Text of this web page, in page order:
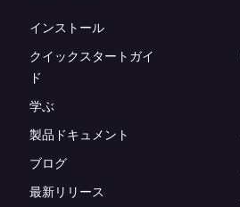
インストール
クイックスタートガイ
ド
学ぶ
製品ドキュメント
ブログ
最新リリース